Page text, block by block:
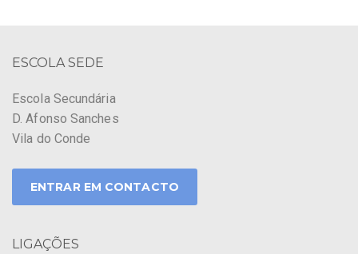
ESCOLA SEDE
Escola Secundária
D. Afonso Sanches
Vila do Conde
ENTRAR EM CONTACTO
LIGAÇÕES